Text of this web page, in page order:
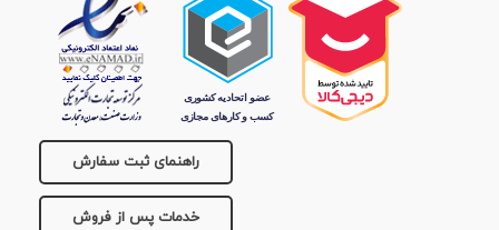
راهنمای ثبت سفارش
خدمات پس از فروش